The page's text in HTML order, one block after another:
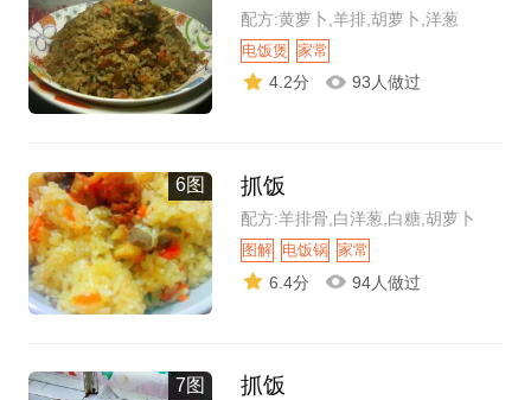
配方:黄萝卜,羊排,胡萝卜,洋葱
电饭煲 家常
4.2分 93人做过
6图 抓饭
配方:羊排骨,白洋葱,白糖,胡萝卜
图解 电饭锅 家常
6.4分 94人做过
7图 抓饭